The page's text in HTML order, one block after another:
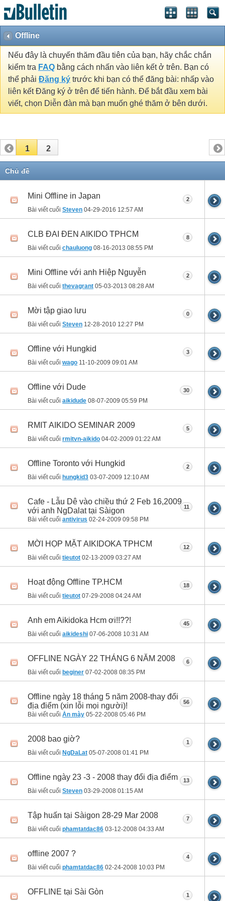
Offline
Nếu đây là chuyến thăm đầu tiên của bạn, hãy chắc chắn
kiểm tra FAQ bằng cách nhấn vào liên kết ở trên. Bạn có
thể phải Đăng ký trước khi bạn có thể đăng bài: nhấp vào
liên kết Đăng ký ở trên để tiến hành. Để bắt đầu xem bài
viết, chọn Diễn đàn mà bạn muốn ghé thăm ở bên dưới.
1 2
Chủ đề
Mini Offline in Japan
Bài viết cuối Steven 04-29-2016 12:57 AM
2
CLB ĐAI ĐEN AIKIDO TPHCM
Bài viết cuối chauluong 08-16-2013 08:55 PM
8
Mini Offline với anh Hiệp Nguyễn
Bài viết cuối thevagrant 05-03-2013 08:28 AM
2
Mời tập giao lưu
Bài viết cuối Steven 12-28-2010 12:27 PM
0
Offline với Hungkid
Bài viết cuối wago 11-10-2009 09:01 AM
3
Offline với Dude
Bài viết cuối aikidude 08-07-2009 05:59 PM
30
RMIT AIKIDO SEMINAR 2009
Bài viết cuối rmitvn-aikido 04-02-2009 01:22 AM
5
Offline Toronto với Hungkid
Bài viết cuối hungkid3 03-07-2009 12:10 AM
2
Cafe - Lẫu Dê vào chiều thứ 2 Feb 16,2009
với anh NgDalat tại Sàigon
Bài viết cuối antivirus 02-24-2009 09:58 PM
11
MỜI HỌP MẶT AIKIDOKA TPHCM
Bài viết cuối tieutot 02-13-2009 03:27 AM
12
Hoạt động Offline TP.HCM
Bài viết cuối tieutot 07-29-2008 04:24 AM
18
Anh em Aikidoka Hcm ơi!!??!
Bài viết cuối aikideshi 07-06-2008 10:31 AM
45
OFFLINE NGÀY 22 THÁNG 6 NĂM 2008
Bài viết cuối beginer 07-02-2008 08:35 PM
6
Offline ngày 18 tháng 5 năm 2008-thay đổi
địa điểm (xin lỗi mọi người)!
Bài viết cuối Ăn mày 05-22-2008 05:46 PM
56
2008 bao giờ?
Bài viết cuối NgDaLat 05-07-2008 01:41 PM
1
Offline ngày 23 -3 - 2008 thay đổi địa điểm
Bài viết cuối Steven 03-29-2008 01:15 AM
13
Tập huấn tại Sàigon 28-29 Mar 2008
Bài viết cuối phamtatdac86 03-12-2008 04:33 AM
7
offline 2007 ?
Bài viết cuối phamtatdac86 02-24-2008 10:03 PM
4
OFFLINE tại Sài Gòn 1